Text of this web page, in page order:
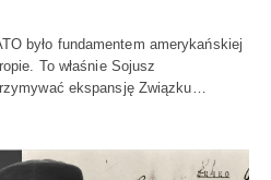
było fundamentem amerykańskiej
To właśnie Sojusz
ekspansję Związku…